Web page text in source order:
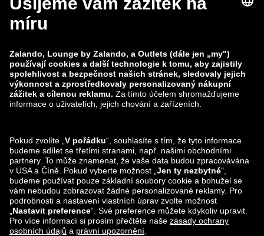
zalando-lounge.co.uk zalando-lounge.pl
zalando-lounge.lt zalando-lounge.sk
zalando-lounge.ro zalando-lounge.hr
zalando-lounge.lu zalando-lounge.ee
zalando-lounge.lv zalando-lounge.no
Sledujte nás také
na